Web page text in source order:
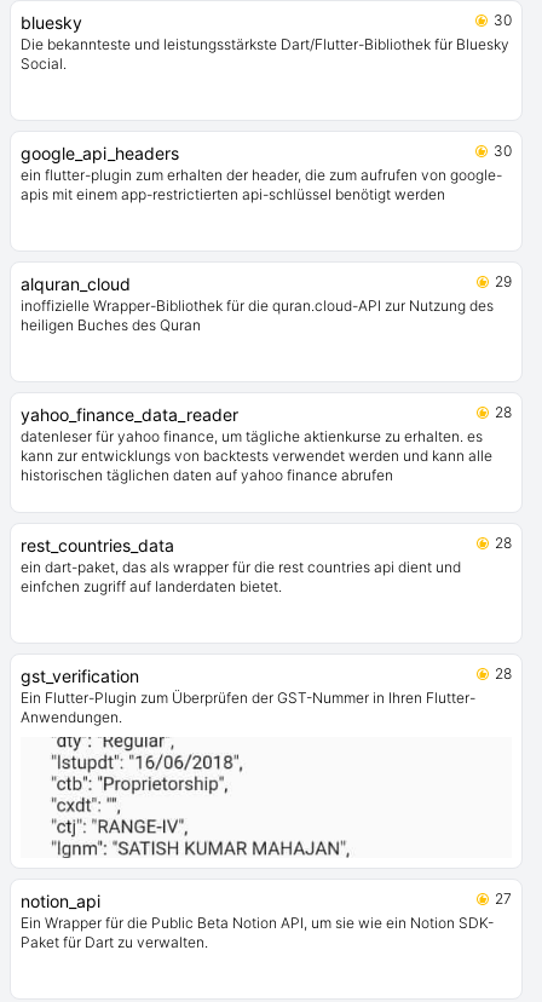
bluesky
30
Die bekannteste und leistungsstärkste Dart/Flutter-Bibliothek für Bluesky
Social.
google_api_headers
30
ein flutter-plugin zum erhalten der header, die zum aufrufen von google-
apis mit einem app-restrictierten api-schlüssel benötigt werden
alquran_cloud
29
inoffizielle Wrapper-Bibliothek für die quran.cloud-API zur Nutzung des
heiligen Buches des Quran
yahoo_finance_data_reader
28
datenleser für yahoo finance, um tägliche aktienkurse zu erhalten. es
kann zur entwicklungs von backtests verwendet werden und kann alle
historischen täglichen daten auf yahoo finance abrufen
rest_countries_data
28
ein dart-paket, das als wrapper für die rest countries api dient und
einfchen zugriff auf landerdaten bietet.
gst_verification
28
Ein Flutter-Plugin zum Überprüfen der GST-Nummer in Ihren Flutter-
Anwendungen.
notion_api
27
Ein Wrapper für die Public Beta Notion API, um sie wie ein Notion SDK-
Paket für Dart zu verwalten.